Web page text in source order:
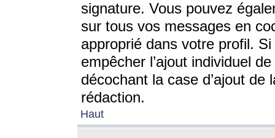
signature. Vous pouvez
sur tous vos messages en
approprié dans votre profil.
empêcher l’ajout individuel
décochant la case d’ajout
rédaction.
Haut